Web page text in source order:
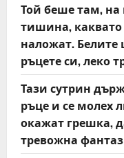
Той беше там, на
тишина,
наложат. Белите
ръцете си, леко
Тази сутрин
ръце и се молех
окажат грешка,
тревожна